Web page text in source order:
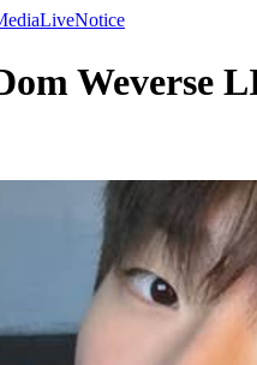
LiveNotice
Weverse